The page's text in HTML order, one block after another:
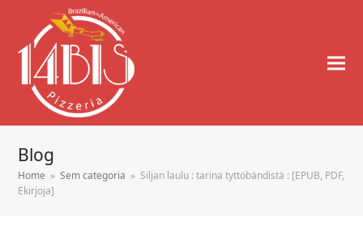
Blog
Home » Sem categoria » Siljan laulu : tarina tyttöbändistä : [EPUB, PDF,
Ekirjoja]